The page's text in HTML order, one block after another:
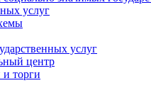
услуг
услуг
центр
торги